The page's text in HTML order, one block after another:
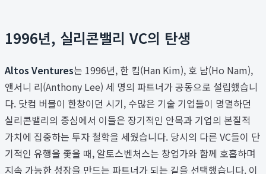
1996년, 실리콘밸리 VC의 탄생
Altos Ventures는 1996년, 한 킴(Han Kim), 호 남(Ho Nam),
앤서니 리(Anthony Lee) 세 명의 파트너가 공동으로 설립했습니
다. 닷컴 버블이 한창이던 시기, 수많은 기술 기업들이 명멸하던
실리콘밸리의 중심에서 이들은 장기적인 안목과 기업의 본질적
가치에 집중하는 투자 철학을 세웠습니다. 당시의 다른 VC들이 단
기적인 유행을 좇을 때, 알토스벤처스는 창업가와 함께 호흡하며
지속 가능한 성장을 만드는 파트너가 되는 길을 선택했습니다. 이